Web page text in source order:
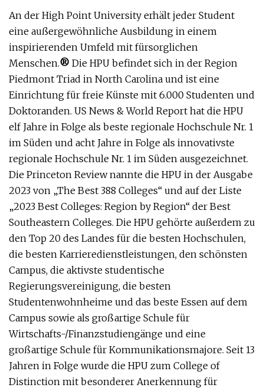
An der High Point University erhält jeder Student
eine außergewöhnliche Ausbildung in einem
inspirierenden Umfeld mit fürsorglichen
Menschen.® Die HPU befindet sich in der Region
Piedmont Triad in North Carolina und ist eine
Einrichtung für freie Künste mit 6.000 Studenten und
Doktoranden. US News & World Report hat die HPU
elf Jahre in Folge als beste regionale Hochschule Nr. 1
im Süden und acht Jahre in Folge als innovativste
regionale Hochschule Nr. 1 im Süden ausgezeichnet.
Die Princeton Review nannte die HPU in der Ausgabe
2023 von „The Best 388 Colleges“ und auf der Liste
„2023 Best Colleges: Region by Region“ der Best
Southeastern Colleges. Die HPU gehörte außerdem zu
den Top 20 des Landes für die besten Hochschulen,
die besten Karrieredienstleistungen, den schönsten
Campus, die aktivste studentische
Regierungsvereinigung, die besten
Studentenwohnheime und das beste Essen auf dem
Campus sowie als großartige Schule für
Wirtschafts-/Finanzstudiengänge und eine
großartige Schule für Kommunikationsmajore. Seit 13
Jahren in Folge wurde die HPU zum College of
Distinction mit besonderer Anerkennung für